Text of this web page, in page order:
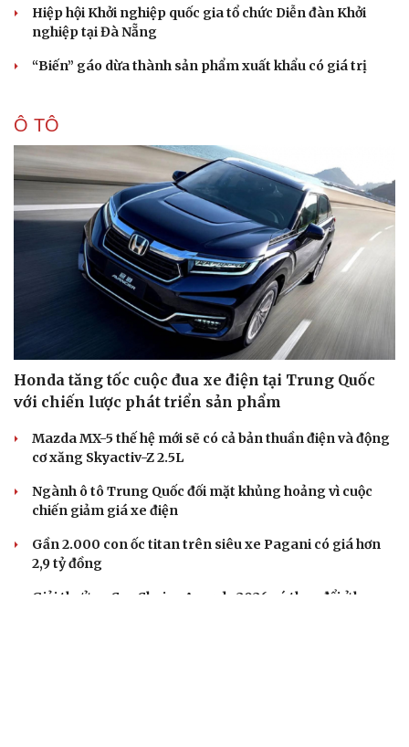
Hiệp hội Khởi nghiệp quốc gia tổ chức Diễn đàn Khởi
nghiệp tại Đà Nẵng
“Biến” gáo dừa thành sản phẩm xuất khẩu có giá trị
Ô TÔ
Honda tăng tốc cuộc đua xe điện tại Trung Quốc
với chiến lược phát triển sản phẩm
Mazda MX-5 thế hệ mới sẽ có cả bản thuần điện và động
cơ xăng Skyactiv-Z 2.5L
Ngành ô tô Trung Quốc đối mặt khủng hoảng vì cuộc
chiến giảm giá xe điện
Gần 2.000 con ốc titan trên siêu xe Pagani có giá hơn
2,9 tỷ đồng
Giải thưởng Car Choice Awards 2026 có thay đổi ở hạng